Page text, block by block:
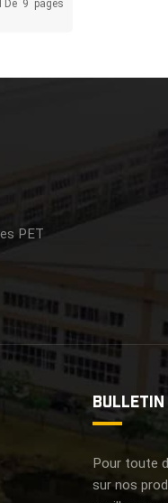
De 9 Pages
PET
BULLETIN
Pour toute
sur nos